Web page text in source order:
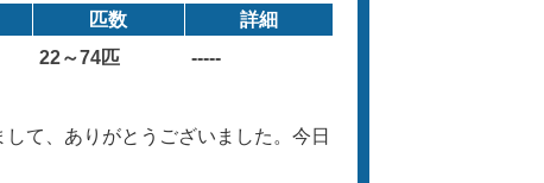
匹数
詳細
22～74匹 -----
て、ありがとうございました。今日